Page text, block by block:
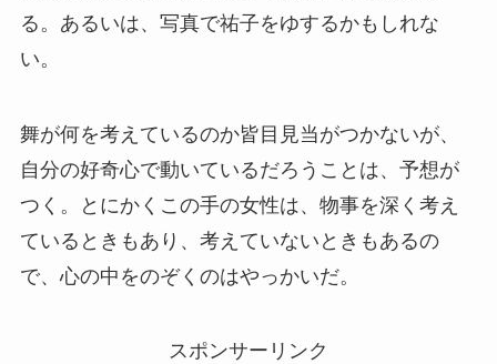
る。あるいは、写真で祐子をゆするかもしれな
い。
舞が何を考えているのか皆目見当がつかないが、
自分の好奇心で動いているだろうことは、予想が
つく。とにかくこの手の女性は、物事を深く考え
ているときもあり、考えていないときもあるの
で、心の中をのぞくのはやっかいだ。
スポンサーリンク